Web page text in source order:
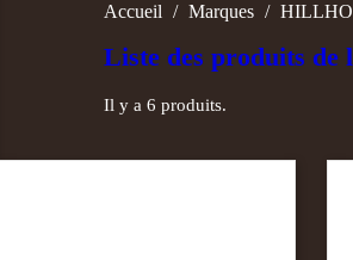
Accueil Marques
Liste des produits
Il y a 6 produits.